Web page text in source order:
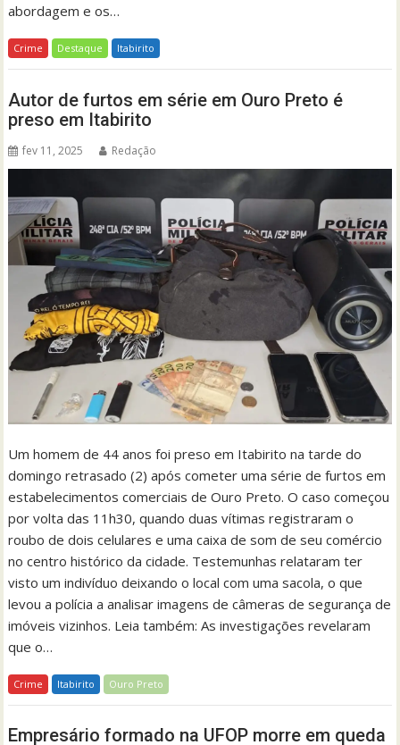
abordagem e os…
Crime Destaque Itabirito
Autor de furtos em série em Ouro Preto é
preso em Itabirito
fev 11, 2025 Redação
Um homem de 44 anos foi preso em Itabirito na tarde do
domingo retrasado (2) após cometer uma série de furtos em
estabelecimentos comerciais de Ouro Preto. O caso começou
por volta das 11h30, quando duas vítimas registraram o
roubo de dois celulares e uma caixa de som de seu comércio
no centro histórico da cidade. Testemunhas relataram ter
visto um indivíduo deixando o local com uma sacola, o que
levou a polícia a analisar imagens de câmeras de segurança de
imóveis vizinhos. Leia também: As investigações revelaram
que o…
Crime Itabirito Ouro Preto
Empresário formado na UFOP morre em queda